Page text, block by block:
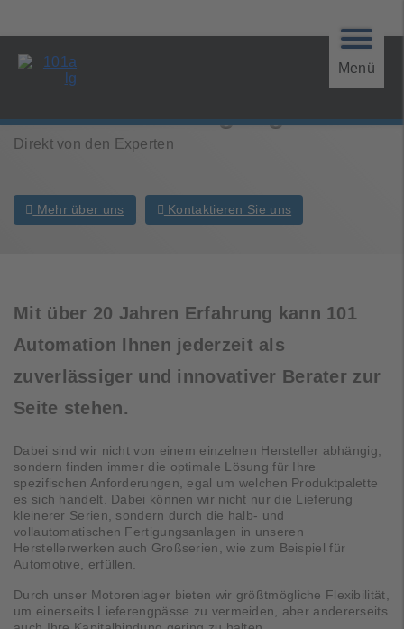
Menü
Elektromotoren in Vorserien
oder Serienfertigung
Direkt von den Experten
Mehr über uns Kontaktieren Sie uns
Mit über 20 Jahren Erfahrung kann 101
Automation Ihnen jederzeit als
zuverlässiger und innovativer Berater zur
Seite stehen.
Dabei sind wir nicht von einem einzelnen Hersteller abhängig,
sondern finden immer die optimale Lösung für Ihre
spezifischen Anforderungen, egal um welchen Produktpalette
es sich handelt. Dabei können wir nicht nur die Lieferung
kleinerer Serien, sondern durch die halb- und
vollautomatischen Fertigungsanlagen in unseren
Herstellerwerken auch Großserien, wie zum Beispiel für
Automotive, erfüllen.
Durch unser Motorenlager bieten wir größtmögliche Flexibilität,
um einerseits Lieferengpässe zu vermeiden, aber andererseits